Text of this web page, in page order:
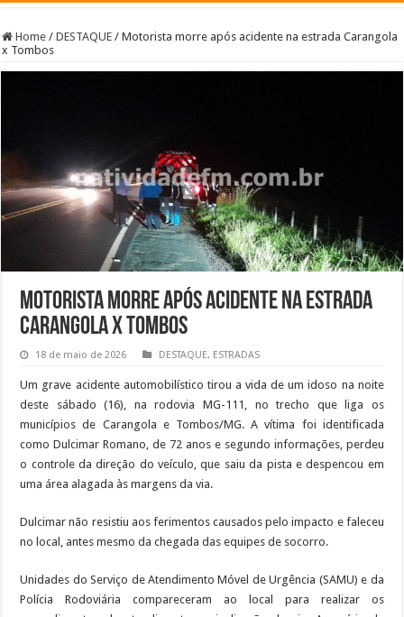
Home / DESTAQUE / Motorista morre após acidente na estrada Carangola
x Tombos
Motorista morre após acidente na estrada
Carangola x Tombos
18 de maio de 2026 DESTAQUE, ESTRADAS
Um grave acidente automobilístico tirou a vida de um idoso na noite
deste sábado (16), na rodovia MG-111, no trecho que liga os
municípios de Carangola e Tombos/MG. A vítima foi identificada
como Dulcimar Romano, de 72 anos e segundo informações, perdeu
o controle da direção do veículo, que saiu da pista e despencou em
uma área alagada às margens da via.
Dulcimar não resistiu aos ferimentos causados pelo impacto e faleceu
no local, antes mesmo da chegada das equipes de socorro.
Unidades do Serviço de Atendimento Móvel de Urgência (SAMU) e da
Polícia Rodoviária compareceram ao local para realizar os